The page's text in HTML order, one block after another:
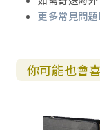
更多常見問題
你可能也會